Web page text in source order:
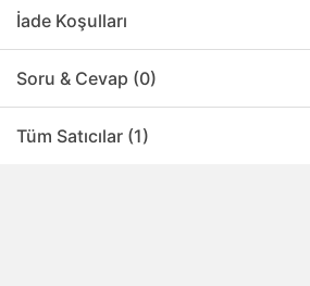
İade Koşulları
Soru & Cevap (0)
Tüm Satıcılar (1)